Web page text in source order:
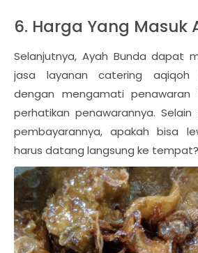
6. Harga Yang Masuk
Selanjutnya, Ayah Bunda dapat
jasa layanan catering aqiqoh
dengan mengamati penawaran
perhatikan penawarannya.
pembayarannya, apakah bisa
harus datang langsung ke tempat?